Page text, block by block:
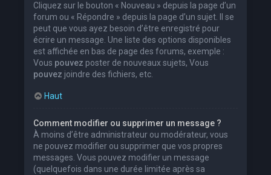
Cliquez sur le bouton « Nouveau » depuis la page d’un
forum ou « Répondre » depuis la page d’un sujet. Il se
peut que vous ayez besoin d’être enregistré pour
écrire un message. Une liste des options disponibles
est affichée en bas de page des forums, exemple :
Vous pouvez poster de nouveaux sujets, Vous
pouvez joindre des fichiers, etc.
Haut
Comment modifier ou supprimer un message ?
À moins d’être administrateur ou modérateur, vous
ne pouvez modifier ou supprimer que vos propres
messages. Vous pouvez modifier un message
(quelquefois dans une durée limitée après sa